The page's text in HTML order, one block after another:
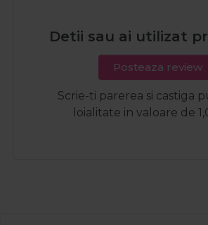
Detii sau ai utilizat
Posteaza review
Scrie-ti parerea si castiga
loialitate in valoare de